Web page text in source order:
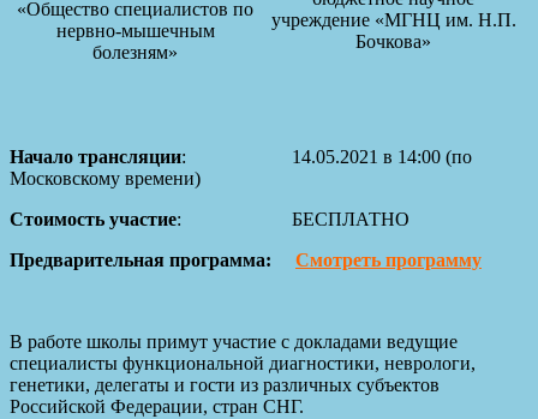
«Общество специалистов по
нервно-мышечным
болезням»
учреждение «МГНЦ им. Н.П.
Бочкова»
Начало трансляции: 14.05.2021 в 14:00 (по
Московскому времени)
Стоимость участие: БЕСПЛАТНО
Предварительная программа:
Смотреть программу
В работе школы примут участие с докладами ведущие
специалисты функциональной диагностики, неврологи,
генетики, делегаты и гости из различных субъектов
Российской Федерации, стран СНГ.